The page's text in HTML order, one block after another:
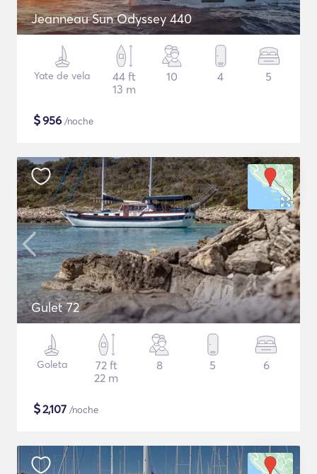
Jeanneau Sun Odyssey 440
Yate de vela
44 ft
13 m
10 4 5
$956 /noche
Gulet 72
Goleta
72 ft
22 m
8 5 6
$2,107 /noche